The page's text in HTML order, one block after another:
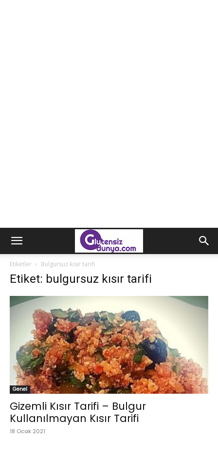
Etiketler Bulgursuz kısır tarifi
Etiket: bulgursuz kısır tarifi
Genel
Gizemli Kısır Tarifi – Bulgur
Kullanılmayan Kısır Tarifi
18 Ocak 2021